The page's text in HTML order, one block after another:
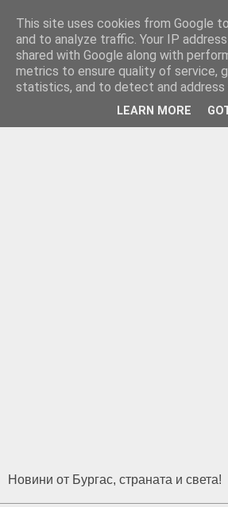
Новини от Бургас, страната и света!
This site uses cookies from Google
and to analyze traffic. Your IP
shared with Google along with
metrics to ensure quality of service,
statistics, and to detect and address
LEARN MORE